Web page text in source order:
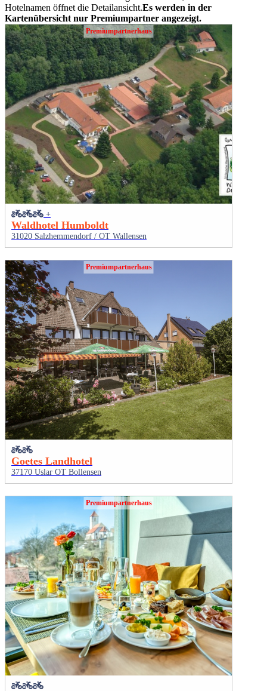
Hotelnamen öffnet die Detailansicht.Es werden in der
Kartenübersicht nur Premiumpartner angezeigt.
Premiumpartnerhaus
+
Waldhotel Humboldt
31020 Salzhemmendorf / OT Wallensen
Premiumpartnerhaus
Goetes Landhotel
37170 Uslar OT Bollensen
Premiumpartnerhaus